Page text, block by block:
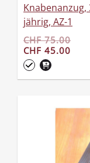
jährig, AZ-1
CHF 75.00
CHF 45.00